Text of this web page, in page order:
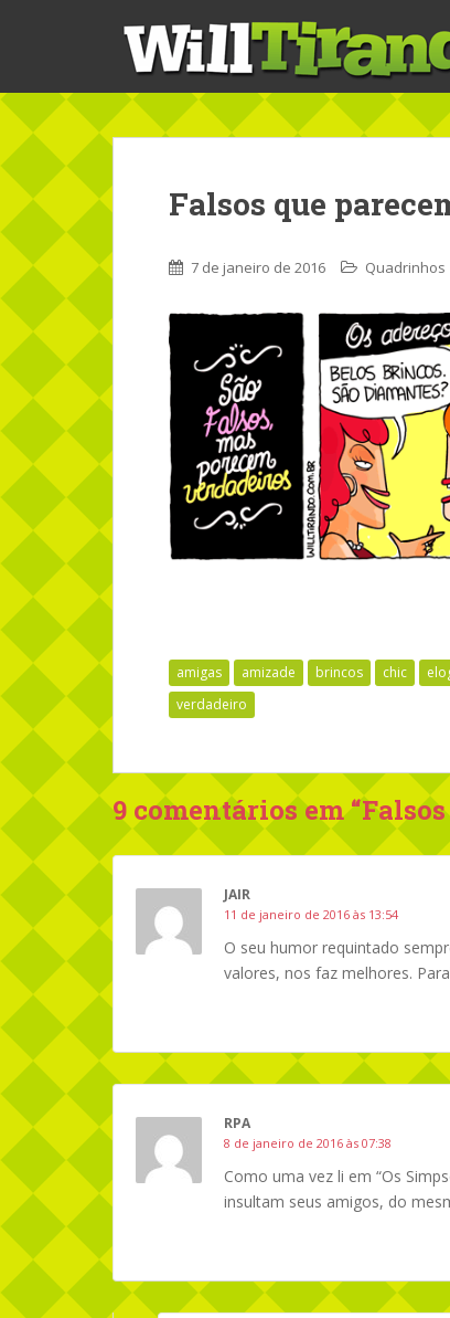
p
m
n
o
e
Falsos que
7 de janeiro de 2016 Quadrinhos
amigas amizade brincos chic
verdadeiro
9 comentários em “
JAIR
11 de janeiro de 2016 às 13:54
O seu humor requintado
valores, nos faz melhores.
RPA
8 de janeiro de 2016 às 07:38
Como uma vez li em “Os
insultam seus amigos, do